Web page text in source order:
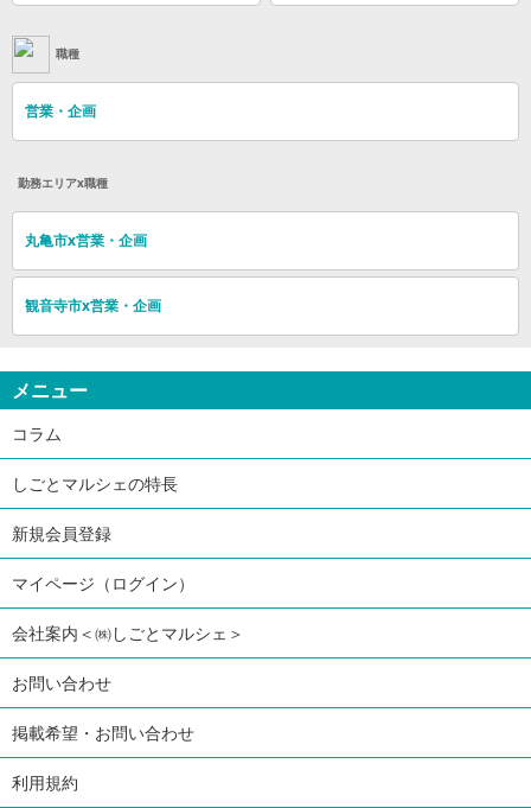
職種
営業・企画
勤務エリアx職種
丸亀市x営業・企画
観音寺市x営業・企画
メニュー
コラム
しごとマルシェの特長
新規会員登録
マイページ（ログイン）
会社案内＜㈱しごとマルシェ＞
お問い合わせ
掲載希望・お問い合わせ
利用規約